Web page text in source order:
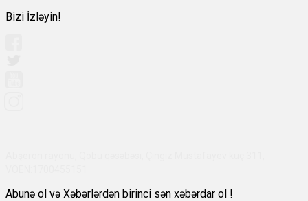
Bizi İzləyin!
Abunə ol və Xəbərlərdən birinci sən xəbərdar ol !